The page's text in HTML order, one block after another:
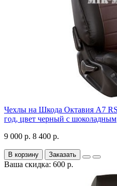
Чехлы на Шкода Октавия А7
год, цвет черный с шоколадным
9 000 р. 8 400 р.
В корзину Заказать
Ваша скидка: 600 р.